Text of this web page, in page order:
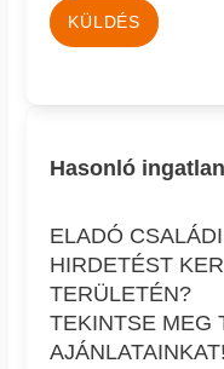
KÜLDÉS
Hasonló
ELADÓ
HIRDETÉST
TERÜLETÉN?
TEKINTSE MEG
AJÁNLATAINKAT!